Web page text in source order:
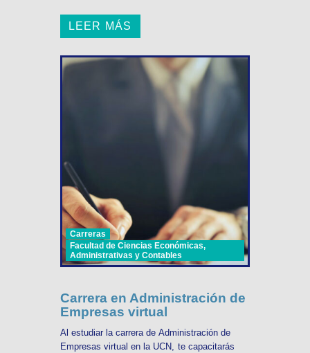
LEER MÁS
Carreras
Facultad de Ciencias Económicas,
Administrativas y Contables
Carrera en Administración de
Empresas virtual
Al estudiar la carrera de Administración de
Empresas virtual en la UCN, te capacitarás